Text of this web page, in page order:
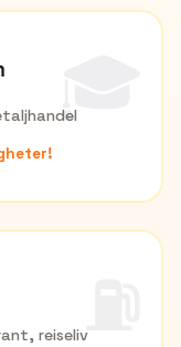
🎓
reiseliv